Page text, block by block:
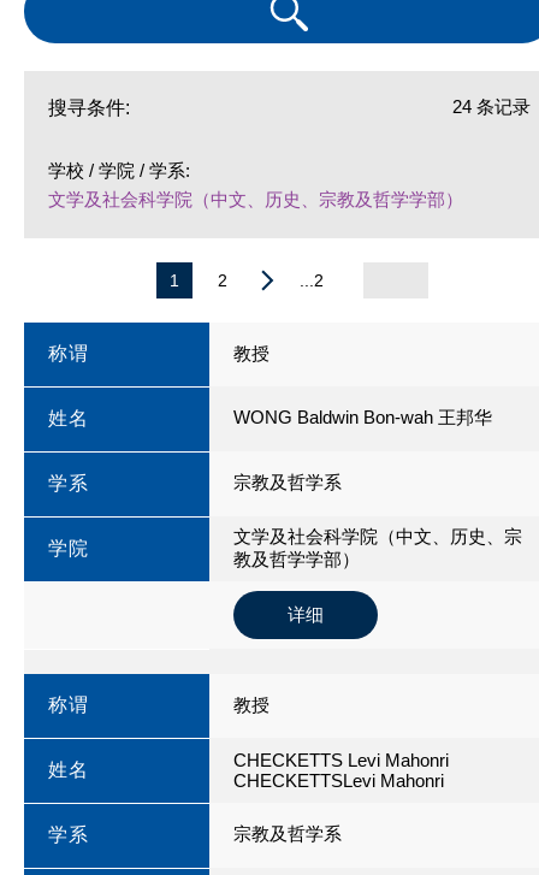
搜寻条件: 24 条记录
学校 / 学院 / 学系:
文学及社会科学院（中文、历史、宗教及哲学学部）
1 2 ...2
称谓 教授
姓名 WONG Baldwin Bon-wah 王邦华
学系 宗教及哲学系
学院
文学及社会科学院（中文、历史、宗
教及哲学学部）
详细
称谓 教授
姓名
CHECKETTS Levi Mahonri
CHECKETTSLevi Mahonri
学系 宗教及哲学系